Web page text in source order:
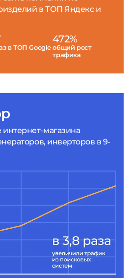
магазина
инверторов в 9-
в ТОП Яндекс и
в ТОП Google
472%
общий рост
трафика